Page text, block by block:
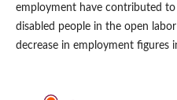
employment have contributed
disabled people in the open
decrease in employment figures